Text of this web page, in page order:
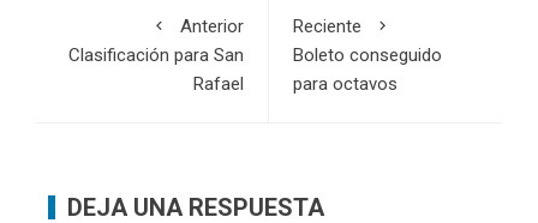
Anterior
Clasificación para San
Rafael
Reciente
Boleto conseguido
para octavos
DEJA UNA RESPUESTA